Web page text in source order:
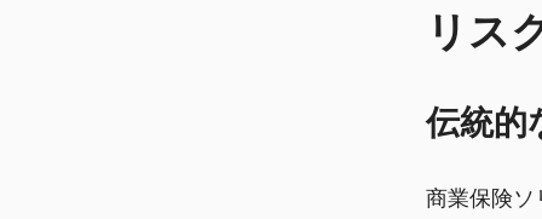
リス
伝統的
商業保険ソ